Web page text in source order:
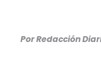
PorRedacción